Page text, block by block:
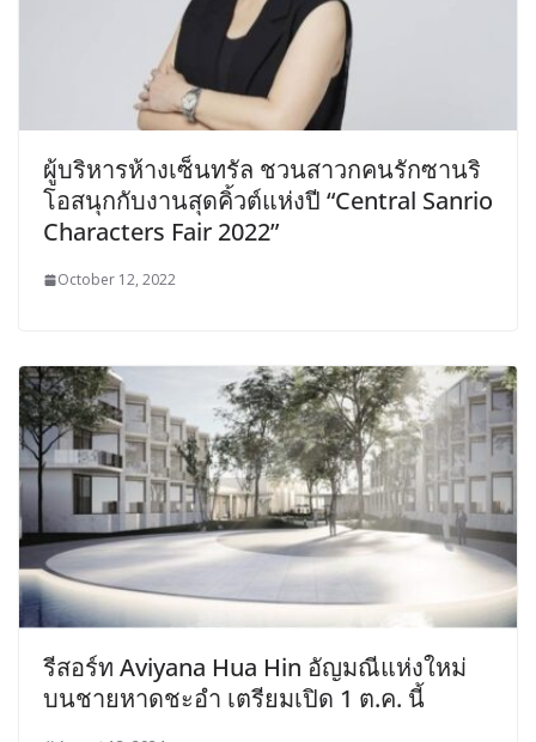
ผู้บริหารห้างเซ็นทรัล ชวนสาวกคนรักซานริ
โอสนุกกับงานสุดคิ้วต์แห่งปี “Central Sanrio
Characters Fair 2022”
October 12, 2022
รีสอร์ท Aviyana Hua Hin อัญมณีแห่งใหม่
บนชายหาดชะอำ เตรียมเปิด 1 ต.ค. นี้